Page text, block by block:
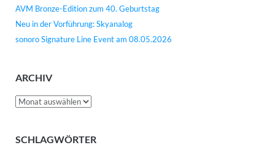
AVM Bronze-Edition zum 40. Geburtstag
Neu in der Vorführung: Skyanalog
sonoro Signature Line Event am 08.05.2026
ARCHIV
Archiv
SCHLAGWÖRTER